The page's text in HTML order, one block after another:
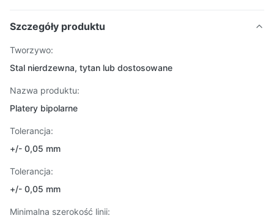
Szczegóły produktu
Tworzywo:
Stal nierdzewna, tytan lub dostosowane
Nazwa produktu:
Platery bipolarne
Tolerancja:
+/- 0,05 mm
Tolerancja:
+/- 0,05 mm
Minimalna szerokość linii: